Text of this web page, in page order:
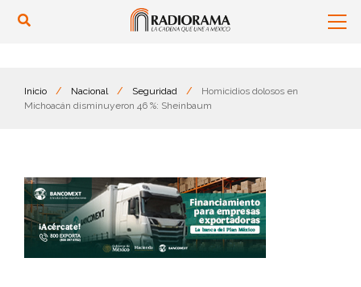
Inicio / Nacional / Seguridad /
Homicidios dolosos en
Michoacán disminuyeron 46 %: Sheinbaum